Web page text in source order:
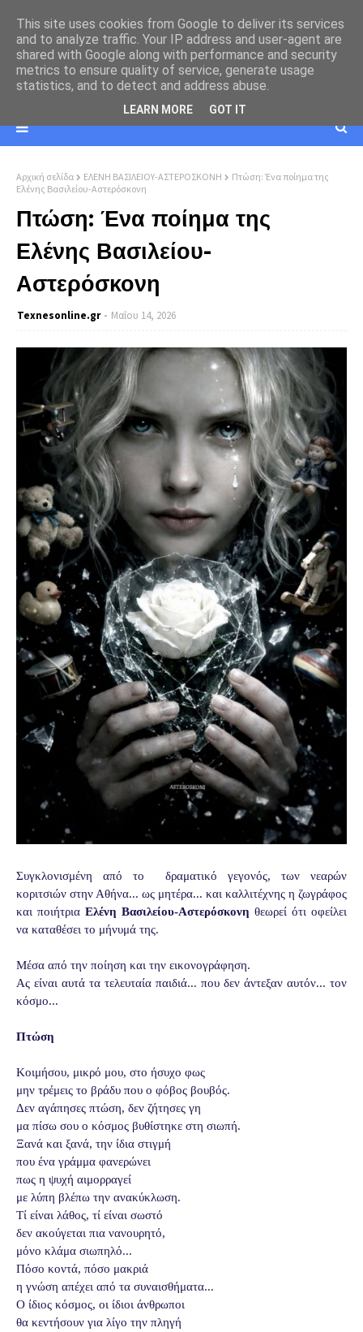
Αρχική σελίδα ΕΛΕΝΗ ΒΑΣΙΛΕΙΟΥ-ΑΣΤΕΡΟΣΚΟΝΗ
Πτώση: Ένα ποίημα της
Ελένης Βασιλείου-Αστερόσκονη
Πτώση: Ένα ποίημα της
Ελένης Βασιλείου-
Αστερόσκονη
Texnesοnline.gr Μαΐου 14, 2026
Συγκλονισμένη από το δραματικό γεγονός, των νεαρών
κοριτσιών στην Αθήνα... ως μητέρα... και καλλιτέχνης η ζωγράφος
και ποιήτρια Ελένη Βασιλείου-Αστερόσκονη θεωρεί ότι οφείλει
να καταθέσει το μήνυμά της.
Μέσα από την ποίηση και την εικονογράφηση.
Ας είναι αυτά τα τελευταία παιδιά... που δεν άντεξαν αυτόν... τον
κόσμο...
Πτώση
Κοιμήσου, μικρό μου, στο ήσυχο φως
μην τρέμεις το βράδυ που ο φόβος βουβός.
Δεν αγάπησες πτώση, δεν ζήτησες γη
μα πίσω σου ο κόσμος βυθίστηκε στη σιωπή.
Ξανά και ξανά, την ίδια στιγμή
που ένα γράμμα φανερώνει
πως η ψυχή αιμορραγεί
με λύπη βλέπω την ανακύκλωση.
Τί είναι λάθος, τί είναι σωστό
δεν ακούγεται πια νανουρητό,
μόνο κλάμα σιωπηλό...
Πόσο κοντά, πόσο μακριά
η γνώση απέχει από τα συναισθήματα...
Ο ίδιος κόσμος, οι ίδιοι άνθρωποι
θα κεντήσουν για λίγο την πληγή
This site uses cookies from Google to deliver its services
and to analyze traffic. Your IP address and user-agent are
shared with Google along with performance and security
metrics to ensure quality of service, generate usage
statistics, and to detect and address abuse.
LEARN MORE GOT IT